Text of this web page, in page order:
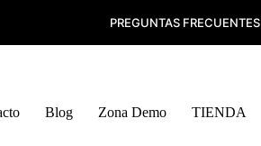
PREGUNTAS FRECUENTES
Blog Zona Demo TIENDA